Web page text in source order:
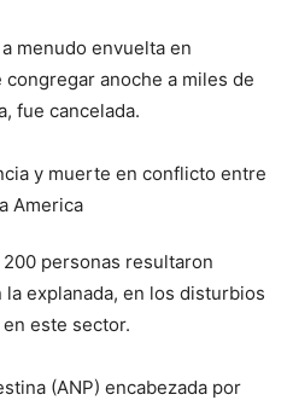
menudo envuelta en
anoche a miles de
fue cancelada.
personas resultaron
explanada, en los disturbios
este sector.
(ANP) encabezada por